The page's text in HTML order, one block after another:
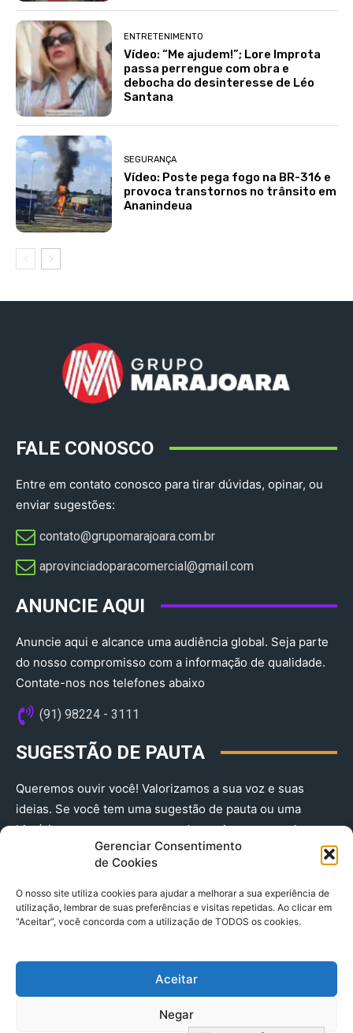
Gerenciar Consentimento
de Cookies
O nosso site utiliza cookies para ajudar a melhorar a sua experiência de
utilização, lembrar de suas preferências e visitas repetidas. Ao clicar em
“Aceitar”, você concorda com a utilização de TODOS os cookies.
Aceitar
Negar
ENTRETENIMENTO
Vídeo: “Me ajudem!”; Lore Improta
passa perrengue com obra e
debocha do desinteresse de Léo
Santana
SEGURANÇA
Vídeo: Poste pega fogo na BR-316 e
provoca transtornos no trânsito em
Ananindeua
FALE CONOSCO
Entre em contato conosco para tirar dúvidas, opinar, ou
enviar sugestões:
contato@grupomarajoara.com.br
aprovinciadoparacomercial@gmail.com​
ANUNCIE AQUI
Anuncie aqui e alcance uma audiência global. Seja parte
do nosso compromisso com a informação de qualidade.
Contate-nos nos telefones abaixo
(91) 98224 - 3111
SUGESTÃO DE PAUTA
Queremos ouvir você! Valorizamos a sua voz e suas
ideias. Se você tem uma sugestão de pauta ou uma
história que merece ser contada, envie-nos agora!
(91) 98224 - 3111
© 2025 A Província do Pará CNPJ: 04.901.141/0001-36 End .
Trav. Quintino Bocaiuva 2301, Ed. Rogério Fernandez – Sala